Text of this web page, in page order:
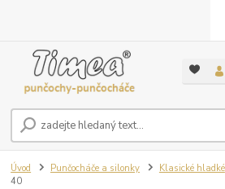
Úvod Punčocháče a silonky Klasické hladké
40